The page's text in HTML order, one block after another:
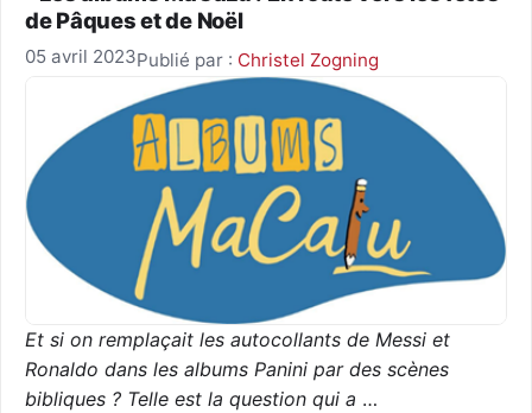
de Pâques et de Noël
05 avril 2023Publié par : Christel Zogning
Et si on remplaçait les autocollants de Messi et
Ronaldo dans les albums Panini par des scènes
bibliques ? Telle est la question qui a …